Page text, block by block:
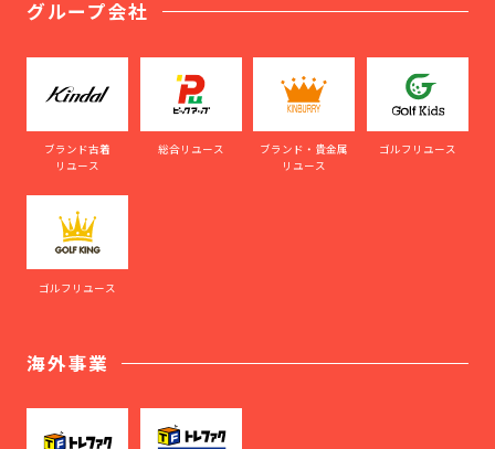
グループ会社
ブランド古着
リユース
総合リユース
ブランド・貴金属
リユース
ゴルフリユース
ゴルフリユース
海外事業